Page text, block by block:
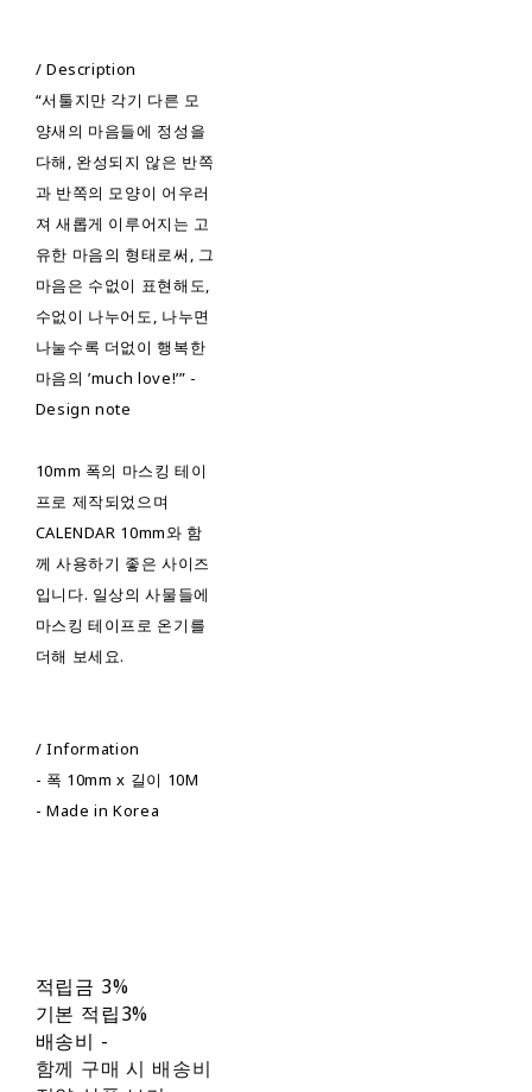
/ Description
“서툴지만 각기 다른 모
양새의 마음들에 정성을
다해, 완성되지 않은 반쪽
과 반쪽의 모양이 어우러
져 새롭게 이루어지는 고
유한 마음의 형태로써, 그
마음은 수없이 표현해도,
수없이 나누어도, 나누면
나눌수록 더없이 행복한
마음의 ’much love!’” -
Design note
10mm 폭의 마스킹 테이
프로 제작되었으며
CALENDAR 10mm와 함
께 사용하기 좋은 사이즈
입니다. 일상의 사물들에
마스킹 테이프로 온기를
더해 보세요.
/ Information
- 폭 10mm x 길이 10M
- Made in Korea
적립금 3%
기본 적립3%
배송비 -
함께 구매 시 배송비